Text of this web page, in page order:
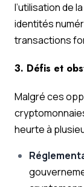
l’utilisation de
identités
transactions
3. Défis et
Malgré ces
heurte à